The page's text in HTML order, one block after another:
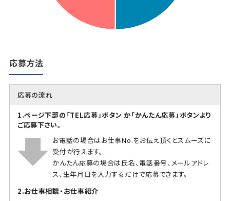
応募方法
応募の流れ
1.ページ下部の「TEL応募」ボタン か「かんたん応募」ボタンより
ご応募下さい。
お電話の場合はお仕事No.をお伝え頂くとスムーズに
受付が行えます。
かんたん応募の場合は氏名、電話番号、メールアドレ
ス、生年月日を入力するだけで応募できます。
2.お仕事相談・お仕事紹介